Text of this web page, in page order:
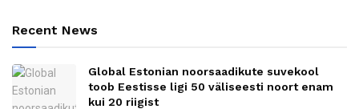
Recent News
Global Estonian noorsaadikute suvekool
toob Eestisse ligi 50 väliseesti noort enam
kui 20 riigist